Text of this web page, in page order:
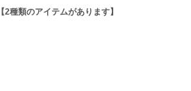
【2種類のアイテムがあります】